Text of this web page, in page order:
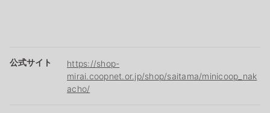
公式サイト
https://shop-
mirai.coopnet.or.jp/shop/saitama/minicoop_nak
acho/